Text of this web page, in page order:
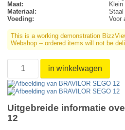
Maat:
Klein
Materiaal:
Voeding:
Voor
This is a working demonstration
Webshop -- ordered items will not be
in winkelwagen
Uitgebreide informatie
12